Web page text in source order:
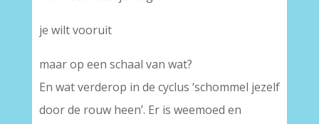
je wilt vooruit
maar op een schaal van wat?
En wat verderop in de cyclus ‘schommel jezelf
door de rouw heen’. Er is weemoed en